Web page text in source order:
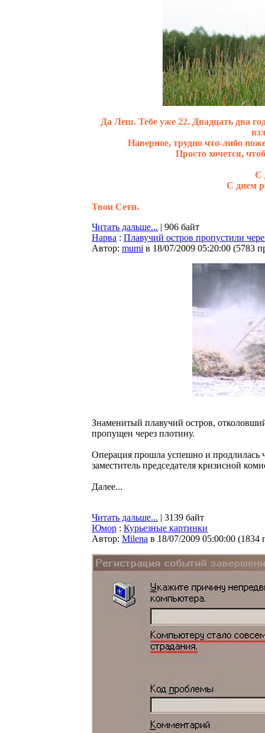
Да Леш. Тебе уже 22. Двадцать два
Наверное, трудно что-либо
Просто хочется,
С
С днем
Твои Сети.
Читать дальше... | 906 байт
Нарва : Плавучий остров пропустили
Автор: mumi в 18/07/2009 05:20:00 (5783
Знаменитый плавучий остров,
пропущен через плотину.
Операция прошла успешно и продлилась
заместитель председателя кризисной
Далее...
Читать дальше... | 3139 байт
Юмор : Курьезные картинки
Автор: Milena в 18/07/2009 05:00:00 (1834